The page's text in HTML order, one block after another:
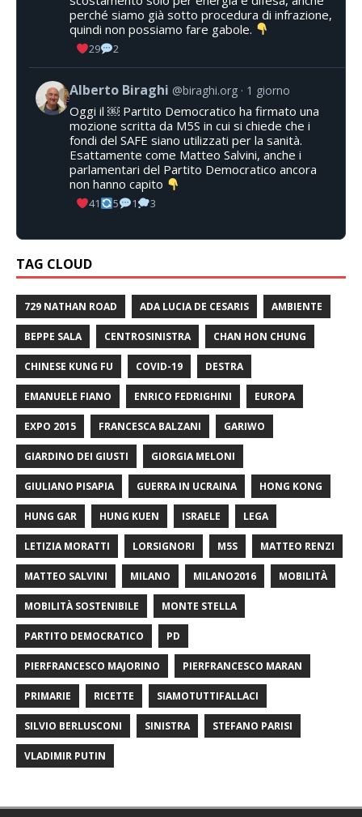
perché siamo già sotto procedura di infrazione,
quindi non possiamo fare gabole.
29 2
Alberto Biraghi @biraghi.org 1 giorno
Oggi il ￼ Partito Democratico ha firmato una
mozione scritta da M5S in cui si chiede che i
fondi del SAFE siano utilizzati per la sanità.
Esattamente come Matteo Salvini, anche i
parlamentari del Partito Democratico ancora
non hanno capito
41 5 1 3
TAG CLOUD
729 NATHAN ROAD ADA LUCIA DE CESARIS AMBIENTE
BEPPE SALA CENTROSINISTRA CHAN HON CHUNG
CHINESE KUNG FU COVID-19 DESTRA
EMANUELE FIANO ENRICO FEDRIGHINI EUROPA
EXPO 2015 FRANCESCA BALZANI GARIWO
GIARDINO DEI GIUSTI GIORGIA MELONI
GIULIANO PISAPIA GUERRA IN UCRAINA HONG KONG
HUNG GAR HUNG KUEN ISRAELE LEGA
LETIZIA MORATTI LORSIGNORI M5S MATTEO RENZI
MATTEO SALVINI MILANO MILANO2016 MOBILITÀ
MOBILITÀ SOSTENIBILE MONTE STELLA
PARTITO DEMOCRATICO PD
PIERFRANCESCO MAJORINO PIERFRANCESCO MARAN
PRIMARIE RICETTE SIAMOTUTTIFALLACI
SILVIO BERLUSCONI SINISTRA STEFANO PARISI
VLADIMIR PUTIN